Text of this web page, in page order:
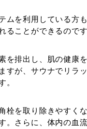
ムを利用している方
ることができるのです
排出し、肌の健康
すが、サウナでリラ
。
栓を取り除きやすく
。さらに、体内の血